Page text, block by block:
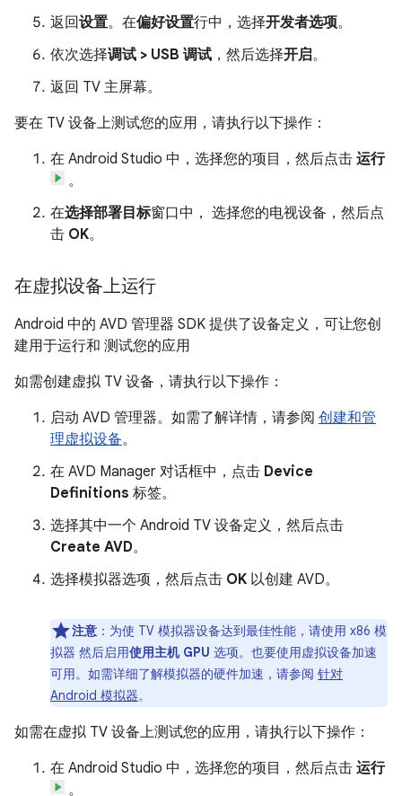
返回设置。在偏好设置行中，选择开发者选项。
依次选择调试 > USB 调试 ，然后选择开启。
返回 TV 主屏幕。
要在 TV 设备上测试您的应用，请执行以下操作：
在 Android Studio 中，选择您的项目，然后点击 运行
。
在选择部署目标窗口中， 选择您的电视设备，然后点
击 OK。
在虚拟设备上运行
Android 中的 AVD 管理器 SDK 提供了设备定义，可让您创
建用于运行和 测试您的应用
如需创建虚拟 TV 设备，请执行以下操作：
启动 AVD 管理器。如需了解详情，请参阅 创建和管
理虚拟设备。
在 AVD Manager 对话框中，点击 Device
Definitions 标签。
选择其中一个 Android TV 设备定义，然后点击
Create AVD。
选择模拟器选项，然后点击 OK 以创建 AVD。
注意 ：为使 TV 模拟器设备达到最佳性能，请使用 x86 模
拟器 然后启用使用主机 GPU 选项。也要使用虚拟设备加速
可用。如需详细了解模拟器的硬件加速，请参阅 针对
Android 模拟器。
如需在虚拟 TV 设备上测试您的应用，请执行以下操作：
在 Android Studio 中，选择您的项目，然后点击 运行
。